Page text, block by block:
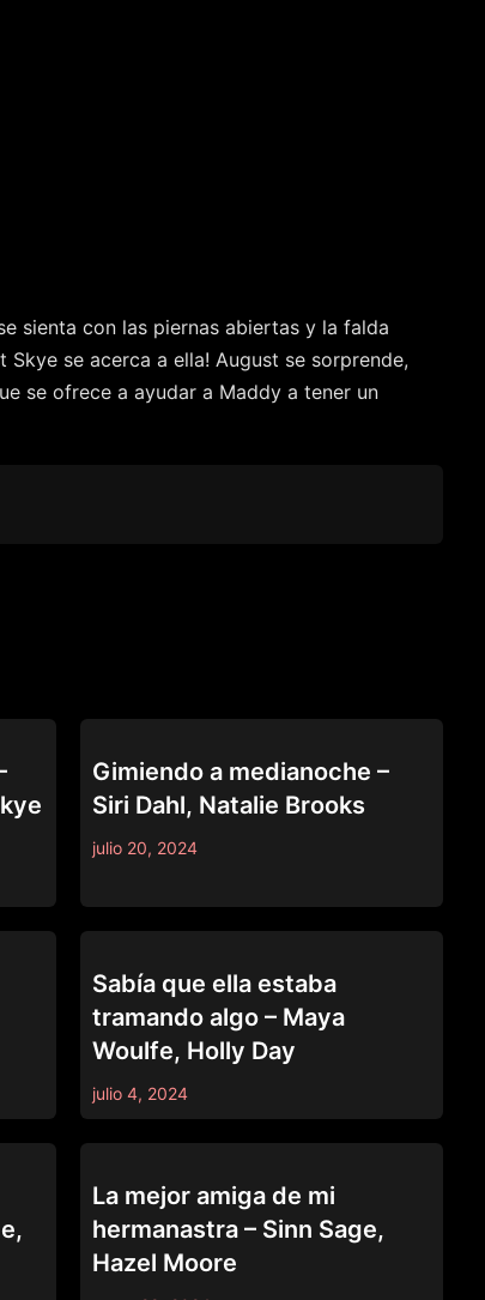
sienta con las piernas abiertas y la falda
se acerca a ella! August se sorprende,
se ofrece a ayudar a Maddy a tener un
Gimiendo a medianoche –
Siri Dahl, Natalie Brooks
julio 20, 2024
Sabía que ella estaba
tramando algo – Maya
Woulfe, Holly Day
julio 4, 2024
La mejor amiga de mi
hermanastra – Sinn Sage,
Hazel Moore